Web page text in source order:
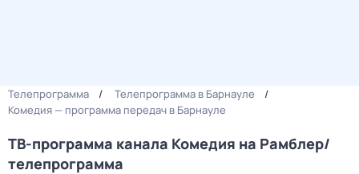
Телепрограмма
Телепрограмма в Барнауле
Комедия — программа передач в Барнауле
ТВ-программа канала Комедия на Рамблер/
телепрограмма